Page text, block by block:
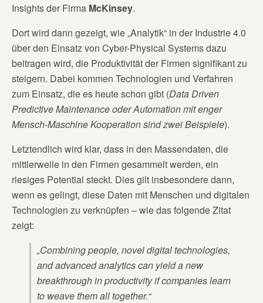
Insights der Firma McKinsey.
Dort wird dann gezeigt, wie „Analytik“ in der Industrie 4.0
über den Einsatz von Cyber-Physical Systems dazu
beitragen wird, die Produktivität der Firmen signifikant zu
steigern. Dabei kommen Technologien und Verfahren
zum Einsatz, die es heute schon gibt (Data Driven
Predictive Maintenance oder Automation mit enger
Mensch-Maschine Kooperation sind zwei Beispiele).
Letztendlich wird klar, dass in den Massendaten, die
mittlerweile in den Firmen gesammelt werden, ein
riesiges Potential steckt. Dies gilt insbesondere dann,
wenn es gelingt, diese Daten mit Menschen und digitalen
Technologien zu verknüpfen – wie das folgende Zitat
zeigt:
„Combining people, novel digital technologies,
and advanced analytics can yield a new
breakthrough in productivity if companies learn
to weave them all together.“